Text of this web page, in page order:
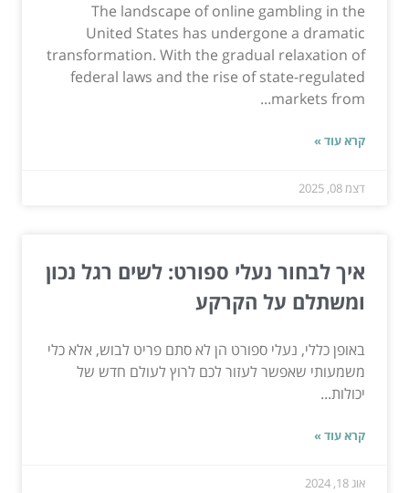
The landscape of online gambling in the
United States has undergone a dramatic
transformation. With the gradual relaxation of
federal laws and the rise of state-regulated
markets from...
קרא עוד »
דצמ 08, 2025
איך לבחור נעלי ספורט: לשים רגל נכון
ומשתלם על הקרקע
באופן כללי, נעלי ספורט הן לא סתם פריט לבוש, אלא כלי
משמעותי שאפשר לעזור לכם לרוץ לעולם חדש של
יכולות...
קרא עוד »
אוג 18, 2024